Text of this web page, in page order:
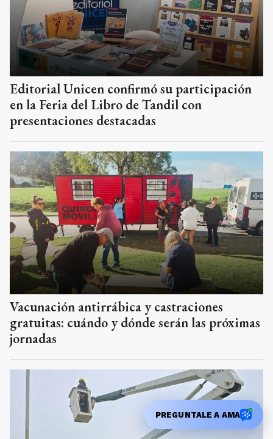
Editorial Unicen confirmó su participación
en la Feria del Libro de Tandil con
presentaciones destacadas
Vacunación antirrábica y castraciones
gratuitas: cuándo y dónde serán las próximas
jornadas
PREGUNTALE A AMA